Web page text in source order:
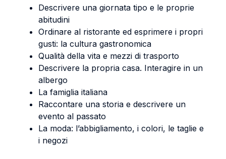
Descrivere una giornata tipo e le proprie
abitudini
Ordinare al ristorante ed esprimere i propri
gusti: la cultura gastronomica
Qualità della vita e mezzi di trasporto
Descrivere la propria casa. Interagire in un
albergo
La famiglia italiana
Raccontare una storia e descrivere un
evento al passato
La moda: l’abbigliamento, i colori, le taglie e
i negozi